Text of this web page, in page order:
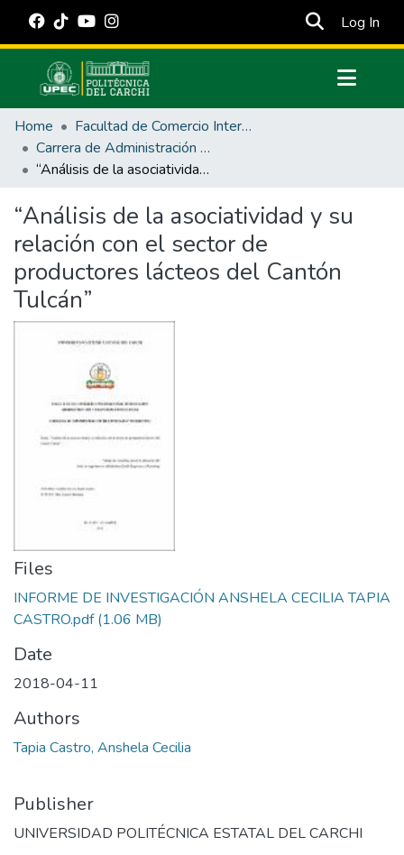
Log In
Communities & Collections
All of DSpace
Statistics
Estadísticas Externas
Manuales
Home
Facultad de Comercio Internacional, Integración, Administración y Economía Empresarial
Carrera de Administración de Empresas y Marketing
“Análisis de la asociatividad y su relación con el sector de productores lácteos del Cantón Tulcán”
“Análisis de la asociatividad y su
relación con el sector de
productores lácteos del Cantón
Tulcán”
Files
INFORME DE INVESTIGACIÓN ANSHELA CECILIA TAPIA
CASTRO.pdf(1.06 MB)
Date
2018-04-11
Authors
Tapia Castro, Anshela Cecilia
Publisher
UNIVERSIDAD POLITÉCNICA ESTATAL DEL CARCHI